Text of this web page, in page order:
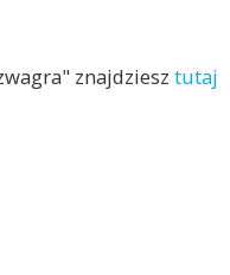
znajdziesz tutaj